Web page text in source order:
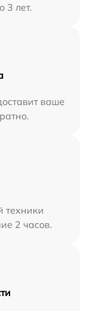
3 лет.
ваше
техники
2 часов.